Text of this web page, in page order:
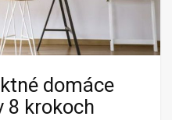
domáce
8 krokoch